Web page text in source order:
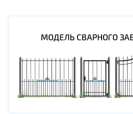
МОДЕЛЬ СВАРНОГО